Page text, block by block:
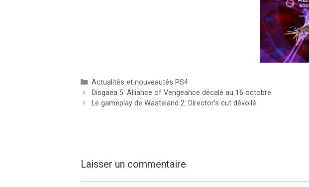
Catégories
Actualités et nouveautés PS4
Disgaea 5: Alliance of Vengeance décalé au 16 octobre
Le gameplay de Wasteland 2: Director’s cut dévoilé.
Laisser un commentaire